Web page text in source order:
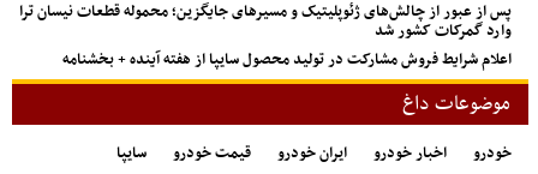
پس از عبور از چالش‌های ژئوپلیتیک و مسیرهای جایگزین؛ محموله قطعات نیسان ترا
وارد گمرکات کشور شد
اعلام شرایط فروش مشارکت در تولید محصول سایپا از هفته آینده + بخشنامه
موضوعات داغ
خودرو اخبار خودرو ایران خودرو قیمت خودرو
سایپا